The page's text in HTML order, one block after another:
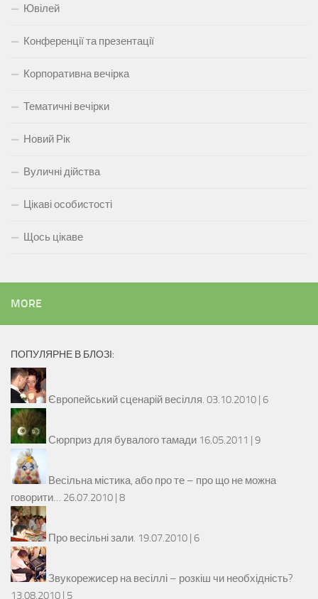
Ювілей
Конференції та презентації
Корпоративна вечірка
Тематичні вечірки
Новий Рік
Вуличні дійства
Цікаві особистості
Щось цікаве
MORE
ПОПУЛЯРНЕ В БЛОЗІ:
Європейський сценарій весілля. 03.10.2010 | 6
Сюрприз для бувалого тамади 16.05.2011 | 9
Весільна містика, або про те – про що не можна
говорити… 26.07.2010 | 8
Про весільні зали. 19.07.2010 | 6
Звукорежисер на весіллі – розкіш чи необхідність?
13.08.2010 | 5